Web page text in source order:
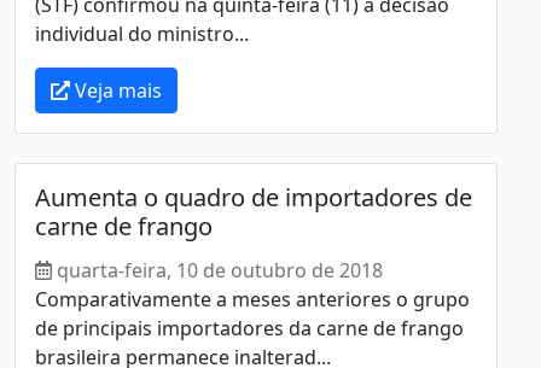
individual do ministro...
Veja mais
Aumenta o quadro de importadores de
carne de frango
quarta-feira, 10 de outubro de 2018
Comparativamente a meses anteriores o grupo
de principais importadores da carne de frango
brasileira permanece inalterad...